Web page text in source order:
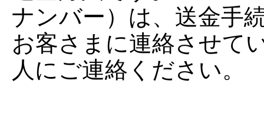
ナンバー）は、送金手
お客さまに連絡させて
人にご連絡ください。